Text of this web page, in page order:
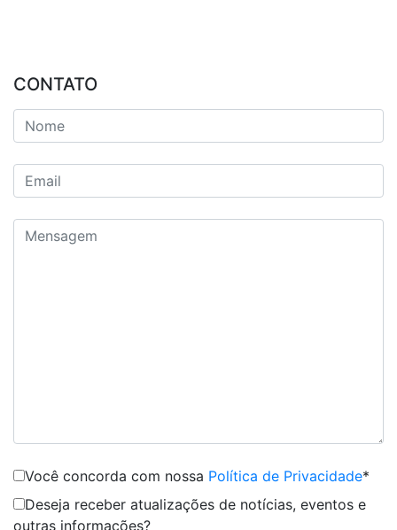
CONTATO
Você concorda com nossa Política de Privacidade*
Deseja receber atualizações de notícias, eventos e
outras informações?